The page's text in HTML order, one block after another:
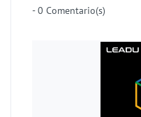
-0 Comentario(s)